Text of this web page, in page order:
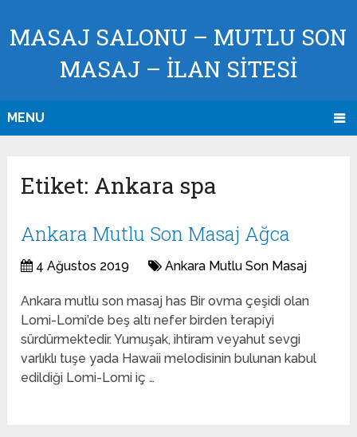
MASAJ SALONU – MUTLU SON
MASAJ – İLAN SİTESİ
MENU
Etiket: Ankara spa
Ankara Mutlu Son Masaj Ağca
4 Ağustos 2019 Ankara Mutlu Son Masaj
Ankara mutlu son masaj has Bir ovma çeşidi olan
Lomi-Lomi’de beş altı nefer birden terapiyi
sürdürmektedir. Yumuşak, ihtiram veyahut sevgi
varlıklı tuşe yada Hawaii melodisinin bulunan kabul
edildiği Lomi-Lomi iç …